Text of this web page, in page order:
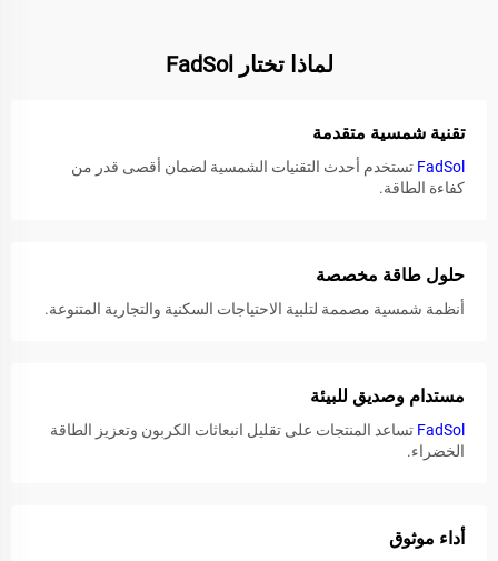
لماذا تختار FadSol
تقنية شمسية متقدمة
FadSolتستخدم أحدث التقنيات الشمسية لضمان أقصى قدر من
كفاءة الطاقة.
حلول طاقة مخصصة
أنظمة شمسية مصممة لتلبية الاحتياجات السكنية والتجارية المتنوعة.
مستدام وصديق للبيئة
FadSolتساعد المنتجات على تقليل انبعاثات الكربون وتعزيز الطاقة
الخضراء.
أداء موثوق